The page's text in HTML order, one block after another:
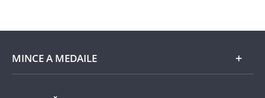
MINCE A MEDAILE